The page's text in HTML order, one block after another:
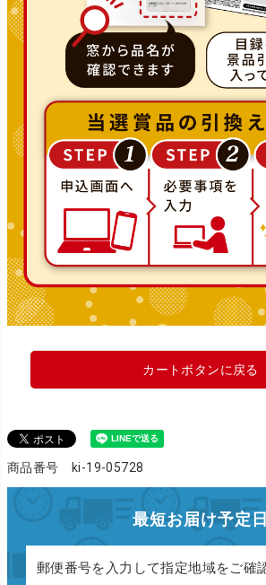
カートボタンに戻る
商品番号 ki-19-05728
最短お届け予定日
郵便番号を入力して指定地域をご確